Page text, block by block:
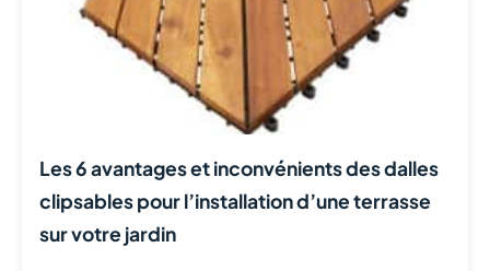
Les 6 avantages et inconvénients des dalles
clipsables pour l’installation d’une terrasse
sur votre jardin